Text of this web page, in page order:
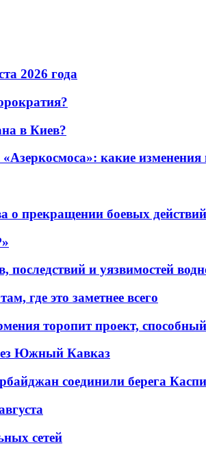
2026 года
в Киев?
какие изменения
прекращении боевых
и уязвимостей
где это заметнее всего
торопит проект,
Южный Кавказ
соединили берега
сетей